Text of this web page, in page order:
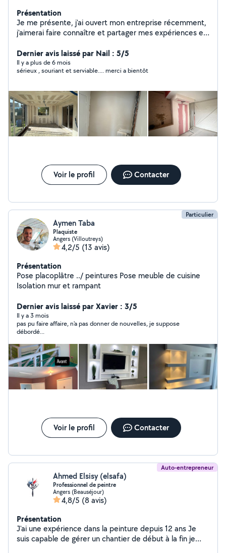
Présentation
Je me présente, j'ai ouvert mon entreprise récemment,
j'aimerai faire connaître et partager mes expériences en
Dernier avis laissé par Nail : 5/5
Il y a plus de 6 mois
sérieux , souriant et serviable.... merci a bientôt
Voir le profil Contacter
Particulier
Aymen Taba
Plaquiste
Angers (Villoutreys)
4,2/5 (13 avis)
Présentation
Pose placoplâtre ../ peintures Pose meuble de cuisine
Isolation mur et rampant
Dernier avis laissé par Xavier : 3/5
Il y a 3 mois
pas pu faire affaire, n'a pas donner de nouvelles, je suppose
débordé...
Voir le profil Contacter
Auto-entrepreneur
Ahmed Elsisy (elsafa)
Professionnel de peintre
Angers (Beauséjour)
4,8/5 (8 avis)
Présentation
J'ai une expérience dans la peinture depuis 12 ans Je
suis capable de gérer un chantier de début à la fin je